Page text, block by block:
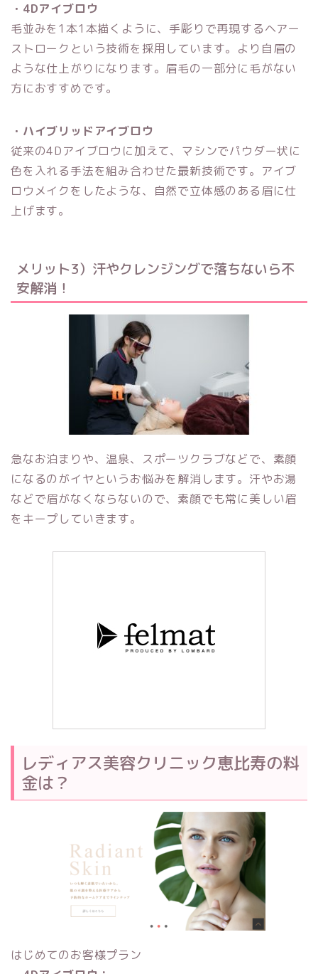
・4Dアイブロウ
毛並みを1本1本描くように、手彫りで再現するヘアー
ストロークという技術を採用しています。より自眉の
ような仕上がりになります。眉毛の一部分に毛がない
方におすすめです。
・ハイブリッドアイブロウ
従来の4Dアイブロウに加えて、マシンでパウダー状に
色を入れる手法を組み合わせた最新技術です。アイブ
ロウメイクをしたような、自然で立体感のある眉に仕
上げます。
メリット3）汗やクレンジングで落ちないら不
安解消！
急なお泊まりや、温泉、スポーツクラブなどで、素顔
になるのがイヤというお悩みを解消します。汗やお湯
などで眉がなくならないので、素顔でも常に美しい眉
をキープしていきます。
レディアス美容クリニック恵比寿の料
金は？
はじめてのお客様プラン